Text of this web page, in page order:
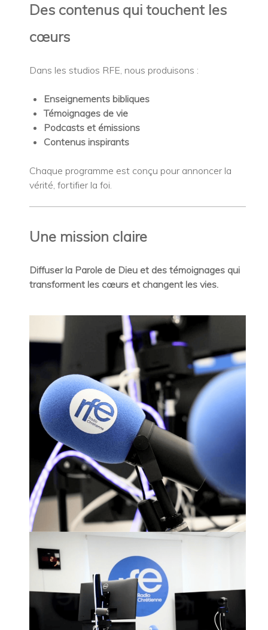
Des contenus qui touchent les
cœurs
Dans les studios RFE, nous produisons :
Enseignements bibliques
Témoignages de vie
Podcasts et émissions
Contenus inspirants
Chaque programme est conçu pour annoncer la
vérité, fortifier la foi.
Une mission claire
Diffuser la Parole de Dieu et des témoignages qui
transforment les cœurs et changent les vies.